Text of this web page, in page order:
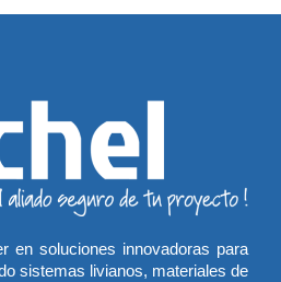
en soluciones innovadoras para
sistemas livianos, materiales de